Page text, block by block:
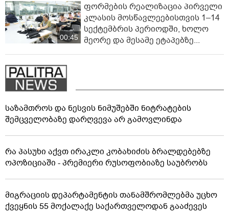
00:45
ფორმების რეალიზაცია პირველი
კლასის მოსწავლეებისთვის 1–14
სექტემბრის პერიოდში, ხოლო
მეორე და მესამე ეტაპებზე...
საზამთროს და ნესვის ნიმუშებში ნიტრატების
შემცველობაზე დარღვევა არ გამოვლინდა
რა პასუხი აქვთ ირაკლი კობახიძის ბრალდებებზე
ოპოზიციაში - პრემიერი რუსოფობიაზე საუბრობს
მიგრაციის დეპარტამენტის თანამშრომლებმა უცხო
ქვეყნის 55 მოქალაქე საქართველოდან გააძევეს